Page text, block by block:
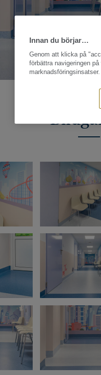
Innan du börjar…
Genom att klicka på
förbättra navigeringen
marknadsföringsinsatser.